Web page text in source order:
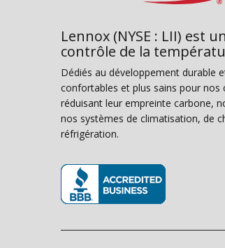
Lennox (NYSE : LII) est
contrôle de la
Dédiés au développement durable
confortables et plus sains pour
réduisant leur empreinte carbone,
nos systèmes de climatisation, de
réfrigération.